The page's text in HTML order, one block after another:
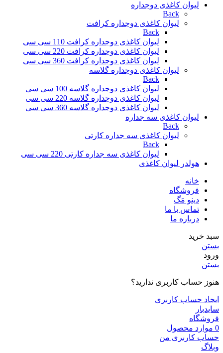
لیوان کاغذی دوجداره
Back
لیوان کاغذی دوجداره کرافت
Back
لیوان کاغذی دوجداره کرافت 110 سی سی
لیوان کاغذی دوجداره کرافت 220 سی سی
لیوان کاغذی دوجداره کرافت 360 سی سی
لیوان کاغذی دوجداره گلاسه
Back
لیوان کاغذی دوجداره گلاسه 100 سی سی
لیوان کاغذی دوجداره گلاسه 220 سی سی
لیوان کاغذی دوجداره گلاسه 360 سی سی
لیوان کاغذی سه جداره
Back
لیوان کاغذی سه جداره کارتی
Back
لیوان کاغذی سه جداره کارتی 220 سی سی
هولدر لیوان کاغذی
خانه
فروشگاه
دینو مَگ
تماس با ما
درباره ما
سبد خرید
بستن
ورود
بستن
هنوز حساب کاربری ندارید؟
ایجاد حساب کاربری
سایدبار
فروشگاه
0 موارد محصول
حساب کاربری من
وبلاگ